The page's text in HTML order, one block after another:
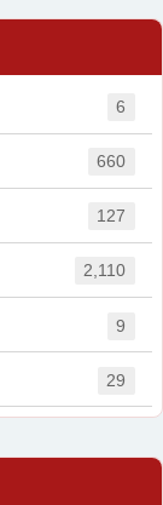
6
660
127
2,110
9
29